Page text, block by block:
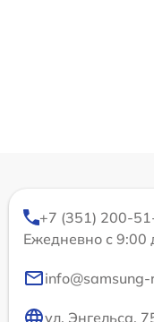
+7 (351) 200-
Ежедневно с 9:00
ул. Энгельса,